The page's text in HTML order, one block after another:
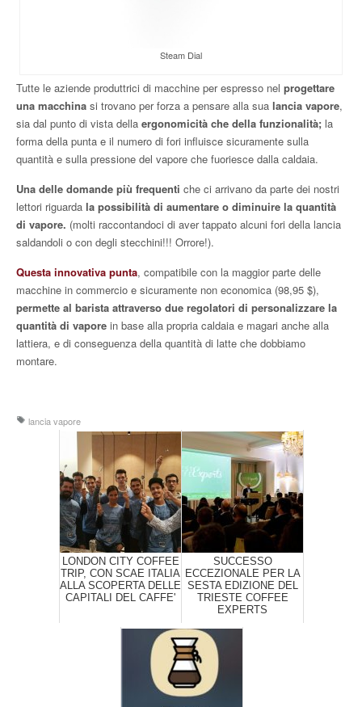
Steam Dial
Tutte le aziende produttrici di macchine per espresso nel progettare
una macchina si trovano per forza a pensare alla sua lancia vapore,
sia dal punto di vista della ergonomicità che della funzionalità; la
forma della punta e il numero di fori influisce sicuramente sulla
quantità e sulla pressione del vapore che fuoriesce dalla caldaia.
Una delle domande più frequenti che ci arrivano da parte dei nostri
lettori riguarda la possibilità di aumentare o diminuire la quantità
di vapore. (molti raccontandoci di aver tappato alcuni fori della lancia
saldandoli o con degli stecchini!!! Orrore!).
Questa innovativa punta, compatibile con la maggior parte delle
macchine in commercio e sicuramente non economica (98,95 $),
permette al barista attraverso due regolatori di personalizzare la
quantità di vapore in base alla propria caldaia e magari anche alla
lattiera, e di conseguenza della quantità di latte che dobbiamo
montare.
lancia vapore
LONDON CITY COFFEE
TRIP, CON SCAE ITALIA
ALLA SCOPERTA DELLE
CAPITALI DEL CAFFE'
SUCCESSO
ECCEZIONALE PER LA
SESTA EDIZIONE DEL
TRIESTE COFFEE
EXPERTS